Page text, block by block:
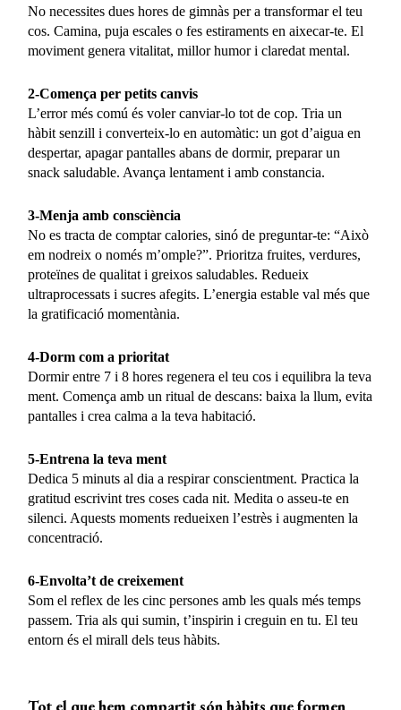
No necessites dues hores de gimnàs per a transformar el teu
cos. Camina, puja escales o fes estiraments en aixecar-te. El
moviment genera vitalitat, millor humor i claredat mental.
2-Comença per petits canvis
L’error més comú és voler canviar-lo tot de cop. Tria un
hàbit senzill i converteix-lo en automàtic: un got d’aigua en
despertar, apagar pantalles abans de dormir, preparar un
snack saludable. Avança lentament i amb constancia.
3-Menja amb consciència
No es tracta de comptar calories, sinó de preguntar-te: “Això
em nodreix o només m’omple?”. Prioritza fruites, verdures,
proteïnes de qualitat i greixos saludables. Redueix
ultraprocessats i sucres afegits. L’energia estable val més que
la gratificació momentània.
4-Dorm com a prioritat
Dormir entre 7 i 8 hores regenera el teu cos i equilibra la teva
ment. Comença amb un ritual de descans: baixa la llum, evita
pantalles i crea calma a la teva habitació.
5-Entrena la teva ment
Dedica 5 minuts al dia a respirar conscientment. Practica la
gratitud escrivint tres coses cada nit. Medita o asseu-te en
silenci. Aquests moments redueixen l’estrès i augmenten la
concentració.
6-Envolta’t de creixement
Som el reflex de les cinc persones amb les quals més temps
passem. Tria als qui sumin, t’inspirin i creguin en tu. El teu
entorn és el mirall dels teus hàbits.